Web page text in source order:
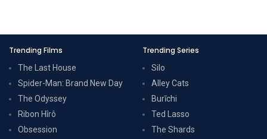
Trending Films
The Last House
Spider-Man: Brand New Day
The Odyssey
Ribon Hîrô
Obsession
Trending Series
Silo
Alley Cats
Burīchi
Ted Lasso
The Shards